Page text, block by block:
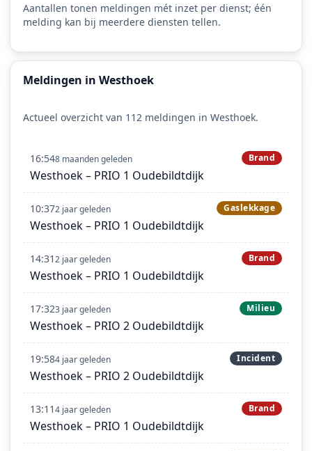
Aantallen tonen meldingen mét inzet per dienst; één
melding kan bij meerdere diensten tellen.
Meldingen in Westhoek
Actueel overzicht van 112 meldingen in Westhoek.
16:548 maanden geleden Brand
Westhoek – PRIO 1 Oudebildtdijk
10:372 jaar geleden Gaslekkage
Westhoek – PRIO 1 Oudebildtdijk
14:312 jaar geleden Brand
Westhoek – PRIO 1 Oudebildtdijk
17:323 jaar geleden Milieu
Westhoek – PRIO 2 Oudebildtdijk
19:584 jaar geleden Incident
Westhoek – PRIO 2 Oudebildtdijk
13:114 jaar geleden Brand
Westhoek – PRIO 1 Oudebildtdijk